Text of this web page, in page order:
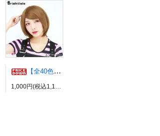
【全40色】エッグショート コスプレウィッグ ブライトララ
1,000円(税込1,100円)